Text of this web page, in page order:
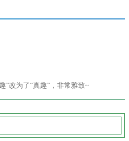
”改为了“真趣”，非常雅致~